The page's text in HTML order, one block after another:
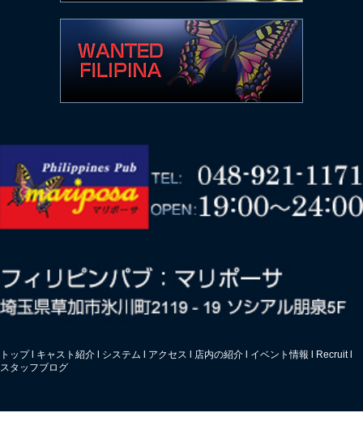
トップl キャスト紹介 システム アクセス 店内の紹介 イベント情報 Recruitl
スタッフブログ